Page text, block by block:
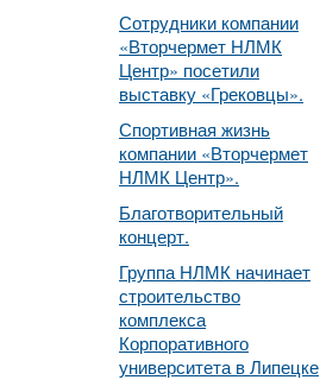
Сотрудники компании
«Вторчермет НЛМК
Центр» посетили
выставку «Грековцы».
Спортивная жизнь
компании «Вторчермет
НЛМК Центр».
Благотворительный
концерт.
Группа НЛМК начинает
строительство
комплекса
Корпоративного
университета в Липецке